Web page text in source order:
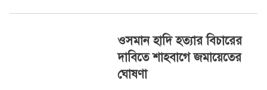
ওসমান হাদি হত্যার বিচারের
দাবিতে শাহবাগে জমায়েতের
ঘোষণা